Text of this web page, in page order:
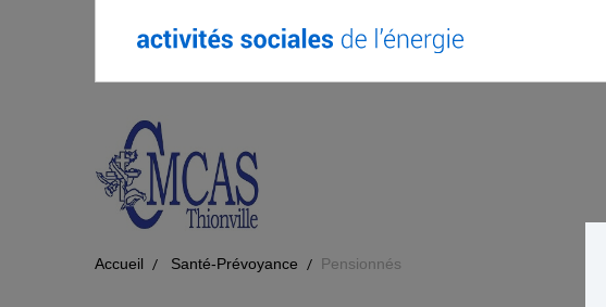
Accueil Santé-Prévoyance Pensionnés